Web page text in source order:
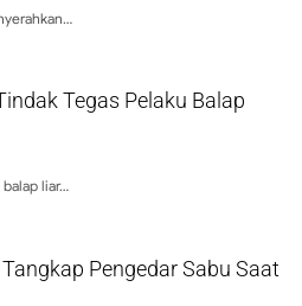
Tegas Pelaku Balap
balap liar…
Pengedar Sabu Saat